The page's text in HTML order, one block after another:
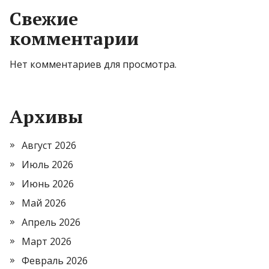
Свежие
комментарии
Нет комментариев для просмотра.
Архивы
Август 2026
Июль 2026
Июнь 2026
Май 2026
Апрель 2026
Март 2026
Февраль 2026